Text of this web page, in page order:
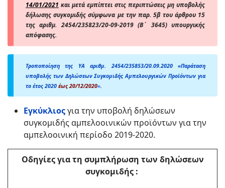
14/01/2021 και μετά εμπίπτει στις περιπτώσεις μη υποβολής
δήλωσης συγκομιδής σύμφωνα με την παρ. 5β του άρθρου 15
της αριθμ. 2454/235823/20-09-2019 (Β΄ 3645) υπουργικής
απόφασης.
Τροποποίηση της ΥΑ αριθμ. 2454/235853/20.09.2020 «Παράταση
υποβολής των Δηλώσεων Συγκομιδής Αμπελουργικών Προϊόντων για
το έτος 2020 έως 20/12/2020».
Εγκύκλιοςγια την υποβολή δηλώσεων
συγκομιδής αμπελοοινικών προϊόντων για την
αμπελοοινική περίοδο 2019-2020.
Οδηγίες για τη συμπλήρωση των δηλώσεων
συγκομιδής :